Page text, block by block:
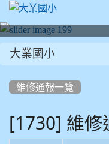
大業國小
維修通報一覽
[1730] 維修